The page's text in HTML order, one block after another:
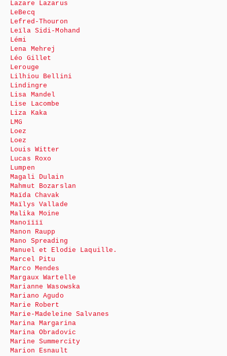
Lazare Lazarus
LeBecq
Lefred-Thouron
Leïla Sidi-Mohand
Lémi
Lena Mehrej
Léo Gillet
Lerouge
Lilhiou Bellini
Lindingre
Lisa Mandel
Lise Lacombe
Liza Kaka
LMG
Loez
Loez
Louis Witter
Lucas Roxo
Lumpen
Magali Dulain
Mahmut Bozarslan
Maïda Chavak
Maïlys Vallade
Malika Moine
Manoïïïï
Manon Raupp
Mano Spreading
Manuel et Elodie Laquille.
Marcel Pitu
Marco Mendes
Margaux Wartelle
Marianne Wasowska
Mariano Agudo
Marie Robert
Marie-Madeleine Salvanes
Marina Margarina
Marina Obradovic
Marine Summercity
Marion Esnault